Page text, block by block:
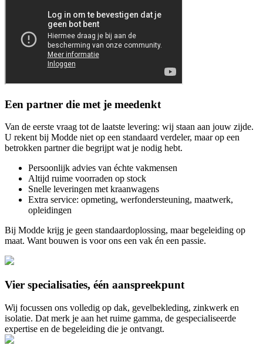
Een partner die met je meedenkt
Van de eerste vraag tot de laatste levering: wij staan aan jouw zijde.
U rekent bij Modde niet op een standaard verdeler, maar op een
betrokken partner die begrijpt wat je nodig hebt.
Persoonlijk advies van échte vakmensen
Altijd ruime voorraden op stock
Snelle leveringen met kraanwagens
Extra service: opmeting, werfondersteuning, maatwerk,
opleidingen
Bij Modde krijg je geen standaardoplossing, maar begeleiding op
maat. Want bouwen is voor ons een vak én een passie.
Vier specialisaties, één aanspreekpunt
Wij focussen ons volledig op dak, gevelbekleding, zinkwerk en
isolatie. Dat merk je aan het ruime gamma, de gespecialiseerde
expertise en de begeleiding die je ontvangt.